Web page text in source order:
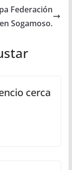
Federación
Sogamoso.
cerca